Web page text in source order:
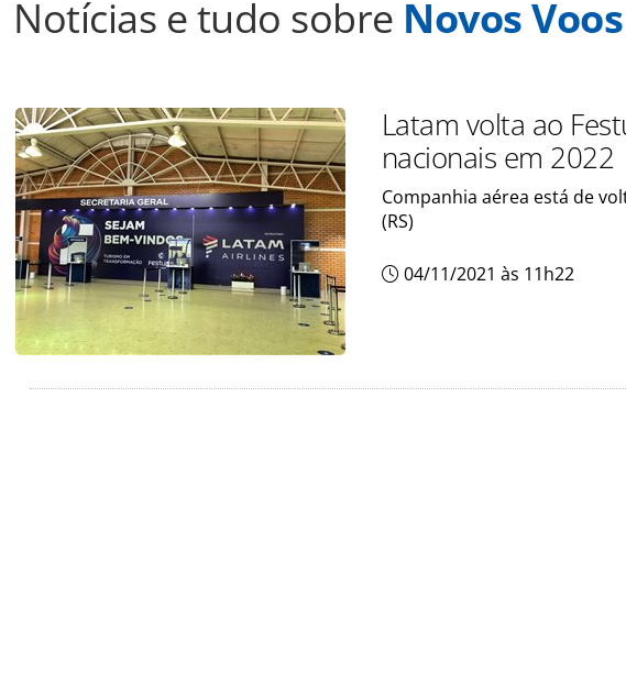
Notícias e tudo sobre Novos
Latam volta ao
nacionais em 2022
Companhia aérea está de
(RS)
04/11/2021 às 11h22